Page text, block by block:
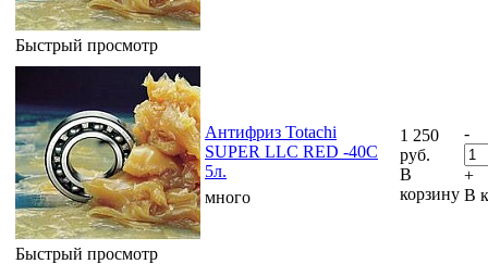
Быстрый просмотр
Быстрый просмотр
Антифриз Totachi
SUPER LLC RED -40C
5л.
много
1 250
руб.
В
корзину
-
+
В